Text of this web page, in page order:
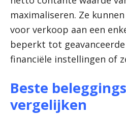
maximaliseren. Ze
voor verkoop aan een
beperkt tot
financiële instellingen of
Beste
vergelijken